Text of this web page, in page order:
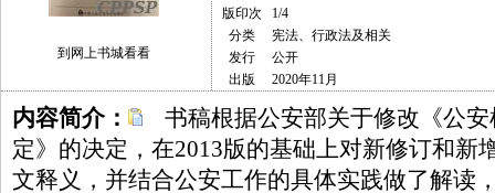
到网上书城看看
版印次
1/4
分类
宪法、行政法及相关
发行
公开
出版
2020年11月
内容简介：
书稿根据公安部关于修改《公
定》的决定，在2013版的基础上对新修订和新
文释义，并结合公安工作的具体实践做了解读